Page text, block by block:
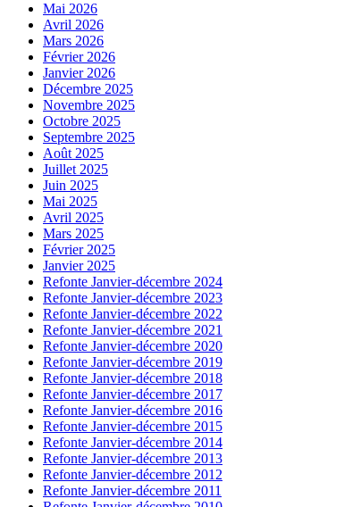
Mai 2026
Avril 2026
Mars 2026
Février 2026
Janvier 2026
Décembre 2025
Novembre 2025
Octobre 2025
Septembre 2025
Août 2025
Juillet 2025
Juin 2025
Mai 2025
Avril 2025
Mars 2025
Février 2025
Janvier 2025
Refonte Janvier-décembre 2024
Refonte Janvier-décembre 2023
Refonte Janvier-décembre 2022
Refonte Janvier-décembre 2021
Refonte Janvier-décembre 2020
Refonte Janvier-décembre 2019
Refonte Janvier-décembre 2018
Refonte Janvier-décembre 2017
Refonte Janvier-décembre 2016
Refonte Janvier-décembre 2015
Refonte Janvier-décembre 2014
Refonte Janvier-décembre 2013
Refonte Janvier-décembre 2012
Refonte Janvier-décembre 2011